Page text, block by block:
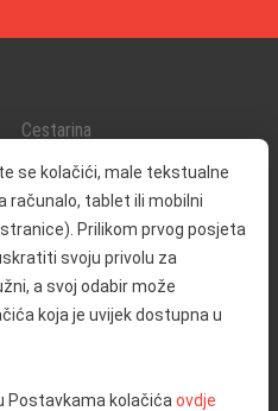
se kolačići, male tekstualne
računalo, tablet ili mobilni
Prilikom prvog posjeta
svoju privolu za
a svoj odabir može
koja je uvijek dostupna u
Postavkama kolačića ovdje
Cestarina
Promet i sigurnost
Servisne informacije
Reklamacija
Izjava o pristupačnosti